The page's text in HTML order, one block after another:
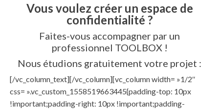
Vous voulez créer un espace de
confidentialité ?
Faites-vous accompagner par un
professionnel TOOLBOX !
Nous étudions gratuitement votre projet :
[/vc_column_text][/vc_column][vc_column width= »1/2″
css= ».vc_custom_1558519663445{padding-top: 10px
!important;padding-right: 10px !important;padding-